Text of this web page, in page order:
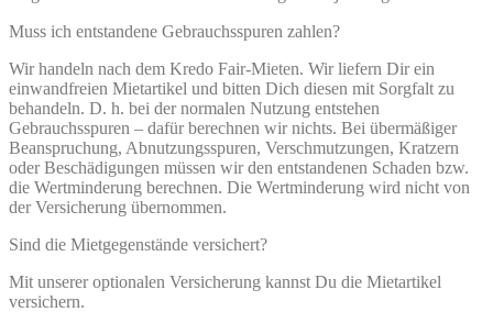
Muss ich entstandene Gebrauchsspuren zahlen?
Wir handeln nach dem Kredo Fair-Mieten. Wir liefern Dir ein
einwandfreien Mietartikel und bitten Dich diesen mit Sorgfalt zu
behandeln. D. h. bei der normalen Nutzung entstehen
Gebrauchsspuren – dafür berechnen wir nichts. Bei übermäßiger
Beanspruchung, Abnutzungsspuren, Verschmutzungen, Kratzern
oder Beschädigungen müssen wir den entstandenen Schaden bzw.
die Wertminderung berechnen. Die Wertminderung wird nicht von
der Versicherung übernommen.
Sind die Mietgegenstände versichert?
Mit unserer optionalen Versicherung kannst Du die Mietartikel
versichern.